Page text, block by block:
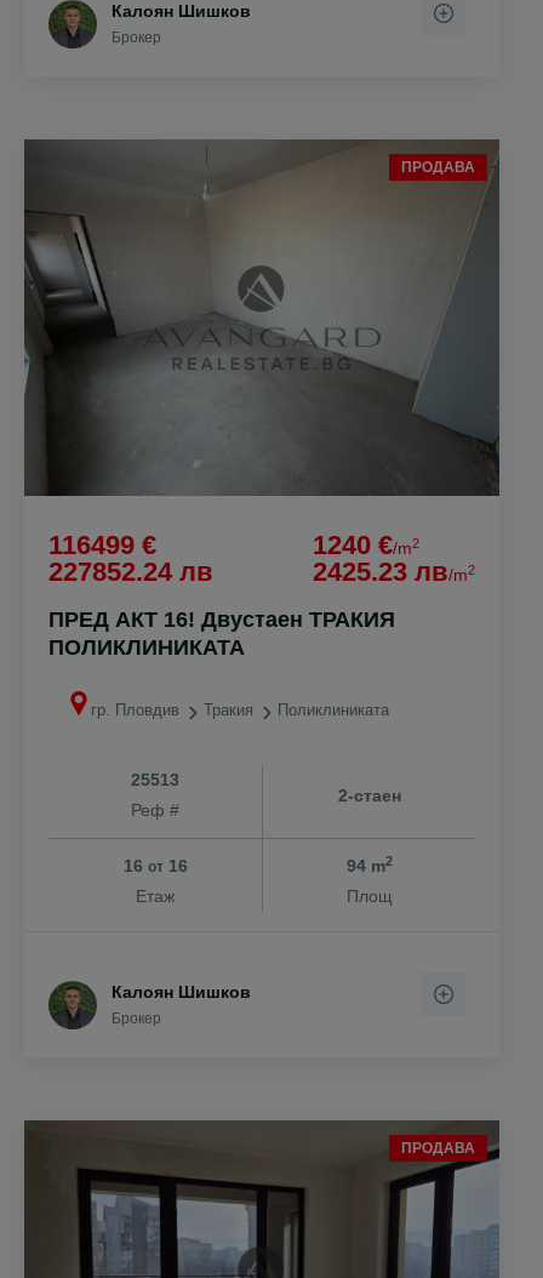
Калоян Шишков
Брокер
ПРОДАВА
116499 €
227852.24 лв
1240 €/m2
2425.23 лв/m2
ПРЕД АКТ 16! Двустаен ТРАКИЯ
ПОЛИКЛИНИКАТА
гр. Пловдив Тракия Поликлиниката
25513
Реф #
2-стаен
16 от16
Етаж
94 m2
Площ
Калоян Шишков
Брокер
ПРОДАВА